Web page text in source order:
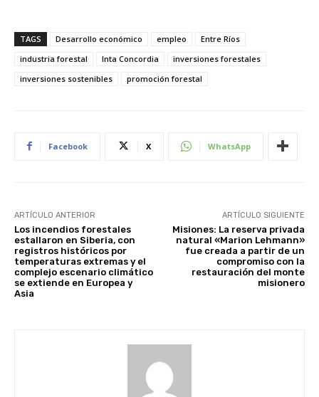
TAGS Desarrollo económico empleo
Entre Ríos
industria forestal
Inta Concordia
inversiones forestales
inversiones sostenibles
promoción forestal
Facebook X WhatsApp
ARTÍCULO ANTERIOR
Los incendios forestales
estallaron en Siberia, con
registros históricos por
temperaturas extremas y el
complejo escenario climático
se extiende en Europea y
Asia
ARTÍCULO SIGUIENTE
Misiones: La reserva privada
natural «Marion Lehmann»
fue creada a partir de un
compromiso con la
restauración del monte
misionero